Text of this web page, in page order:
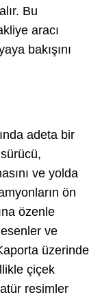
Bu
aracı
bakışını
adeta bir
ve yolda
ön
özenle
ve
üzerinde
çiçek
resimler